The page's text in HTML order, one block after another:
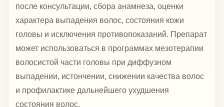
после консультации, сбора анамнеза, оценки
характера выпадения волос, состояния кожи
головы и исключения противопоказаний. Препарат
может использоваться в программах мезотерапии
волосистой части головы при диффузном
выпадении, истончении, снижении качества волос
и профилактике дальнейшего ухудшения
состояния волос.